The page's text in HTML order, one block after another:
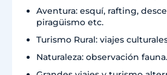
Aventura: esquí, rafting,
piragüismo etc.
Turismo Rural: viajes
Naturaleza: observación fauna.